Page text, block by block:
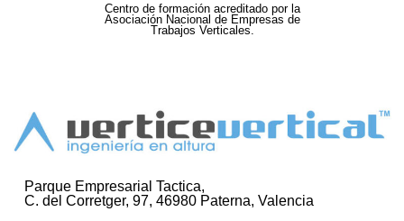
Centro de formación acreditado por la
Asociación Nacional de Empresas de
Trabajos Verticales.
Parque Empresarial Tactica,
C. del Corretger, 97, 46980 Paterna, Valencia